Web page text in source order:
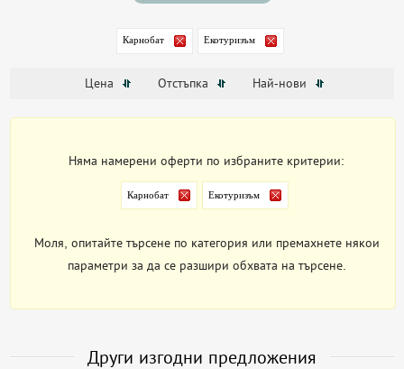
Карнобат Екотуризъм
Цена Отстъпка Най-нови
Няма намерени оферти по избраните критерии:
Карнобат Екотуризъм
Моля, опитайте търсене по категория или премахнете някои
параметри за да се разшири обхвата на търсене.
Други изгодни предложения